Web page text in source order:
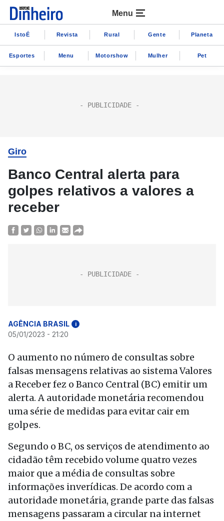
Menu
IstoÉ Revista Rural Gente Planeta
Esportes Menu Motorshow Mulher Pet
Giro
Banco Central alerta para
golpes relativos a valores a
receber
AGÊNCIA BRASIL i
05/01/2023 - 21:20
O aumento no número de consultas sobre
falsas mensagens relativas ao sistema Valores
a Receber fez o Banco Central (BC) emitir um
alerta. A autoridade monetária recomendou
uma série de medidas para evitar cair em
golpes.
Segundo o BC, os serviços de atendimento ao
cidadão têm recebido volume quatro vezes
maior que a média de consultas sobre
informações inverídicas. De acordo com a
autoridade monetária, grande parte das falsas
mensagens passaram a circular na internet